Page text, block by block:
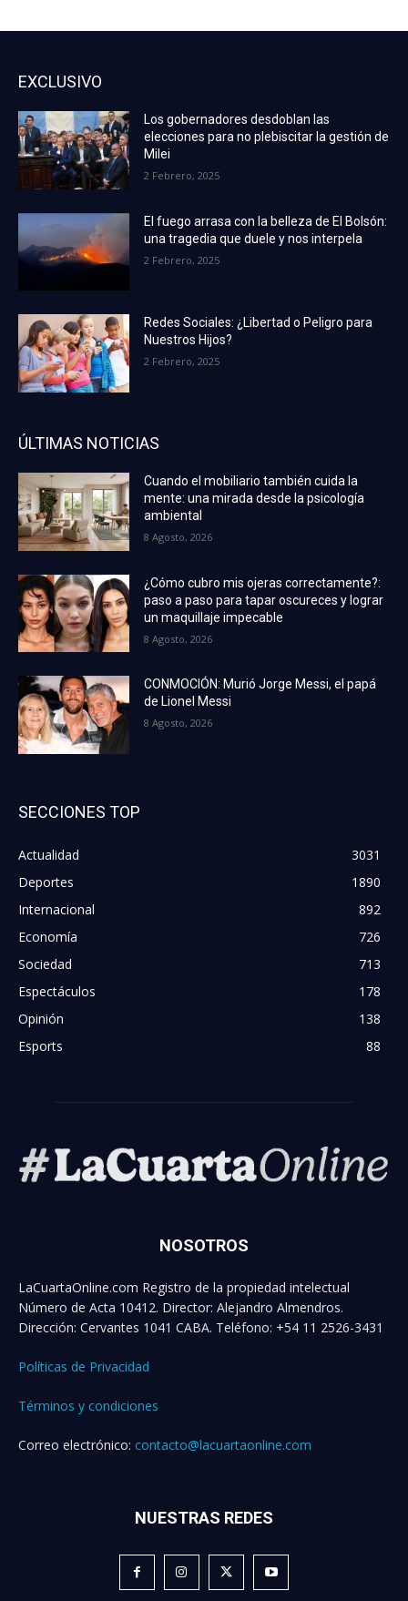
EXCLUSIVO
Los gobernadores desdoblan las
elecciones para no plebiscitar la gestión de
Milei
2 Febrero, 2025
El fuego arrasa con la belleza de El Bolsón:
una tragedia que duele y nos interpela
2 Febrero, 2025
Redes Sociales: ¿Libertad o Peligro para
Nuestros Hijos?
2 Febrero, 2025
ÚLTIMAS NOTICIAS
Cuando el mobiliario también cuida la
mente: una mirada desde la psicología
ambiental
8 Agosto, 2026
¿Cómo cubro mis ojeras correctamente?:
paso a paso para tapar oscureces y lograr
un maquillaje impecable
8 Agosto, 2026
CONMOCIÓN: Murió Jorge Messi, el papá
de Lionel Messi
8 Agosto, 2026
SECCIONES TOP
Actualidad
3031
Deportes
1890
Internacional
892
Economía
726
Sociedad
713
Espectáculos
178
Opinión
138
Esports
88
NOSOTROS
LaCuartaOnline.com Registro de la propiedad intelectual
Número de Acta 10412. Director: Alejandro Almendros.
Dirección: Cervantes 1041 CABA. Teléfono: +54 11 2526-3431
Políticas de Privacidad
Términos y condiciones
Correo electrónico: contacto@lacuartaonline.com
NUESTRAS REDES